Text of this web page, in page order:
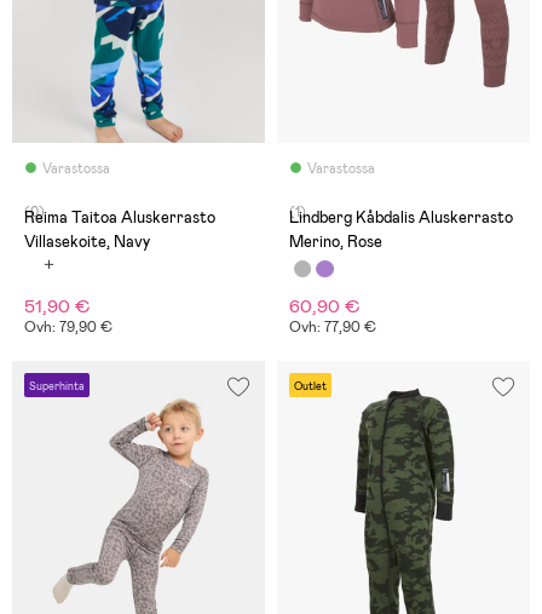
Varastossa
(0)
Reima Taitoa Aluskerrasto
Villasekoite, Navy
51,90 €
Ovh: 79,90 €
Varastossa
(1)
Lindberg Kåbdalis Aluskerrasto
Merino, Rose
60,90 €
Ovh: 77,90 €
Superhinta Outlet